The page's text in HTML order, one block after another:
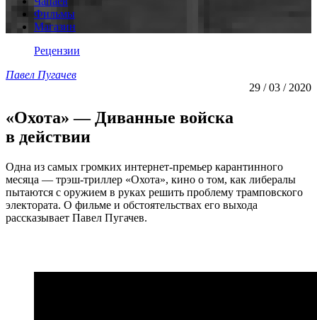
Фильмы
Магазин
Рецензии
Павел Пугачев
29 / 03 / 2020
«Охота» — Диванные войска
в действии
Одна из самых громких интернет-премьер карантинного
месяца — трэш-триллер «Охота», кино о том, как либералы
пытаются с оружием в руках решить проблему трамповского
электората. О фильме и обстоятельствах его выхода
рассказывает Павел Пугачев.